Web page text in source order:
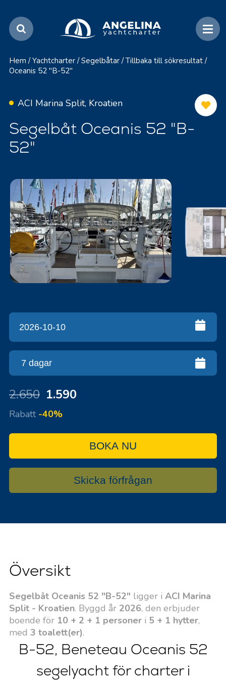
Hem / Yachtcharter / Segelbåtar / Tillbaka till sökresultat /
Oceanis 52 "B-52"
ACI Marina Split, Kroatien
Segelbåt Oceanis 52 "B-
52"
2.650 1.590
Rabatt -40%
BOKA NU
Skicka förfrågan
Översikt
Segelbåt Oceanis 52 "B-52" ligger i ACI Marina
Split - Kroatien. Byggd år 2026, den erbjuder
boende för 10 + 2 + 1 personeri 5 + 1 hytter,
med 3 toalett(er).
B-52, Beneteau Oceanis 52
segelyacht för charter i